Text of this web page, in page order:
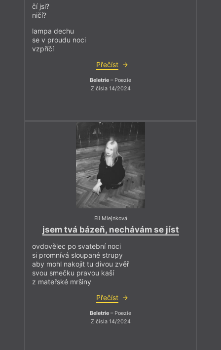
čí jsi?
ničí?
lampa dechu
se v proudu noci
vzpříčí
Přečíst
Beletrie – Poezie
Z čísla 14/2024
Eli Mlejnková
jsem tvá bázeň, nechávám se jíst
ovdovělec po svatební noci
si promnívá sloupané strupy
aby mohl nakojit tu divou zvěř
svou smečku pravou kaší
z mateřské mršiny
Přečíst
Beletrie – Poezie
Z čísla 14/2024